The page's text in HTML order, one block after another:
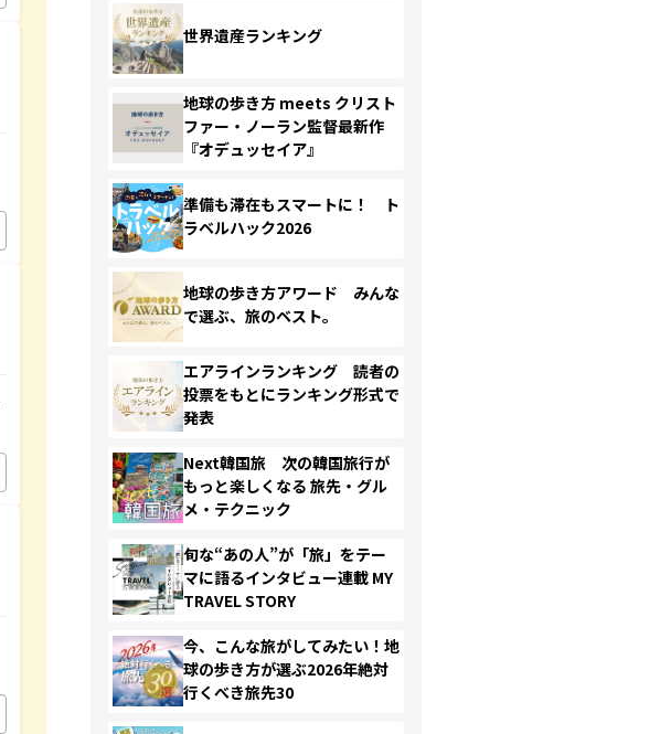
世界遺産ランキング
地球の歩き方 meets クリスト
ファー・ノーラン監督最新作
『オデュッセイア』
準備も滞在もスマートに！ ト
ラベルハック2026
地球の歩き方アワード みんな
で選ぶ、旅のベスト。
エアラインランキング 読者の
投票をもとにランキング形式で
発表
Next韓国旅 次の韓国旅行が
もっと楽しくなる 旅先・グル
メ・テクニック
旬な“あの人”が「旅」をテー
マに語るインタビュー連載 MY
TRAVEL STORY
今、こんな旅がしてみたい！地
球の歩き方が選ぶ2026年絶対
行くべき旅先30